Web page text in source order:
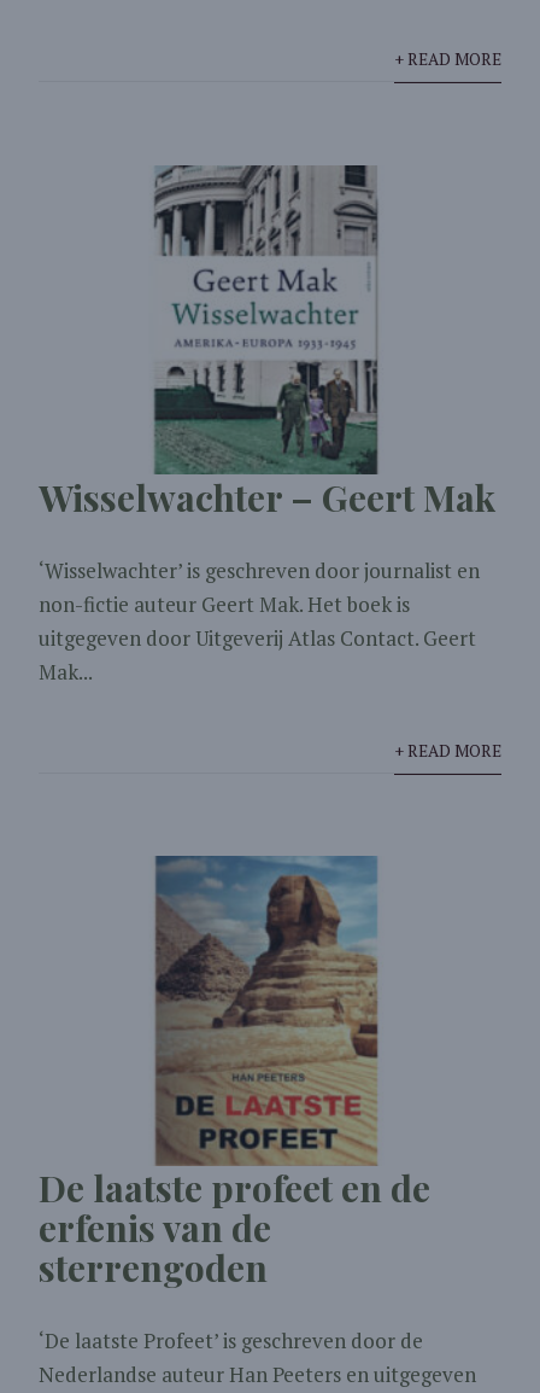
+ READ MORE
Wisselwachter – Geert Mak
‘Wisselwachter’ is geschreven door journalist en
non-fictie auteur Geert Mak. Het boek is
uitgegeven door Uitgeverij Atlas Contact. Geert
Mak...
+ READ MORE
De laatste profeet en de
erfenis van de
sterrengoden
‘De laatste Profeet’ is geschreven door de
Nederlandse auteur Han Peeters en uitgegeven